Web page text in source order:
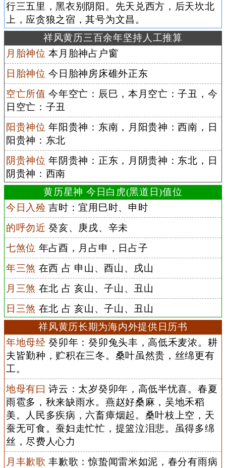
行三五里，黑衣别阴阳。先天兑西方，后天坎北
上，应贪狼之宿，其号为文昌。
祥风黄历三百余年坚持人工推算
月胎神位 本月胎神占户窗
日胎神位 今日胎神房床碓外正东
空亡所值 今年空亡：辰巳，本月空亡：子丑，今
日空亡：子丑
阳贵神位 年阳贵神：东南，月阳贵神：西南，日
阳贵神：东北
阴贵神位 年阴贵神：正东，月阴贵神：东北，日
阴贵神：西南
黄历星神 今日白虎(黑道日)值位
今日入殓 吉时：宜用巳时、申时
的呼勿近 癸亥、庚戌、辛未
七煞位 年占酉，月占申，日占子
年三煞 在西 占 申山、酉山、戌山
月三煞 在北 占 亥山、子山、丑山
日三煞 在北 占 亥山、子山、丑山
祥风黄历长期为海内外提供日历书
年地母经 癸卯年：癸卯兔头丰，高低禾麦浓。耕
夫皆勤种，贮积在三冬。桑叶虽然贵，丝绵更有
工。
地母有曰 诗云：太岁癸卯年，高低半忧喜。春夏
雨雹多，秋来缺雨水。燕赵好桑麻，吴地禾稻
美。人民多疾病，六畜瘴烟起。桑叶枝上空，天
蚕无可食。蚕妇走忙忙，提篮泣泪悲。虽得多绵
丝，尽费人心力
月丰歉歌 丰歉歌：惊蛰闻雷米如泥，春分有雨病